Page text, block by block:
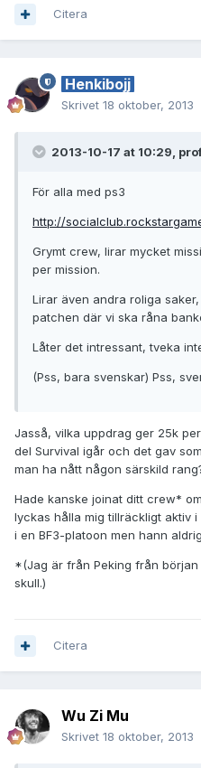
Citera
Henkibojj
Skrivet 18 oktober, 2013
2013-10-17 at 10:29,
För alla med ps3
http://
Grymt crew, lirar mycket
per mission.
Lirar även andra roliga
patchen där vi ska råna
Låter det intressant, tveka
(Pss, bara svenskar) Pss,
Jasså, vilka uppdrag ger 25k
del Survival igår och det gav
man ha nått någon särskild
Hade kanske joinat ditt crew*
lyckas hålla mig tillräckligt aktiv
i en BF3-platoon men hann
*(Jag är från Peking från
skull.)
Citera
Wu Zi Mu
Skrivet 18 oktober, 2013